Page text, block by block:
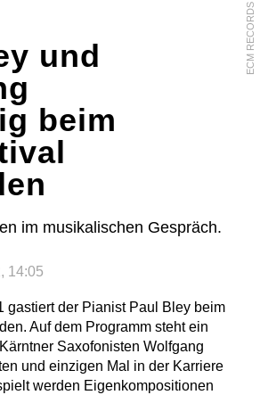
ECM RECORDS
und
beim
im musikalischen Gespräch.
14:05
gastiert der Pianist Paul Bley beim
Auf dem Programm steht ein
Saxofonisten Wolfgang
und einzigen Mal in der Karriere
werden Eigenkompositionen